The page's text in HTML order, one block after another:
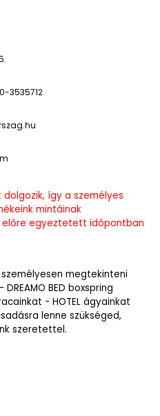
3535712
u
így a személyes
mintáinak
előre egyeztetett időpontban
megtekinteni
BED boxspring
- HOTEL ágyainkat
lenne szükséged,
szeretettel.